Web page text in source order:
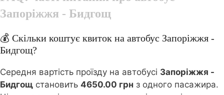
Запоріжжя - Бидгощ
💰 Скільки коштує квиток на автобус Запоріжжя -
Бидгощ?
Середня вартість проїзду на автобусі Запоріжжя -
Бидгощ становить 4650.00 грн з одного пасажира.